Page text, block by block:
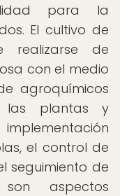
para la
El cultivo de
realizarse de
con el medio
agroquímicos
las plantas y
el control de
seguimiento de
aspectos